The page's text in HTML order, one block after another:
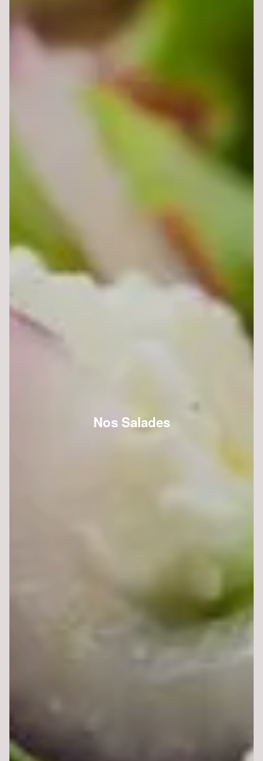
Nos Salades